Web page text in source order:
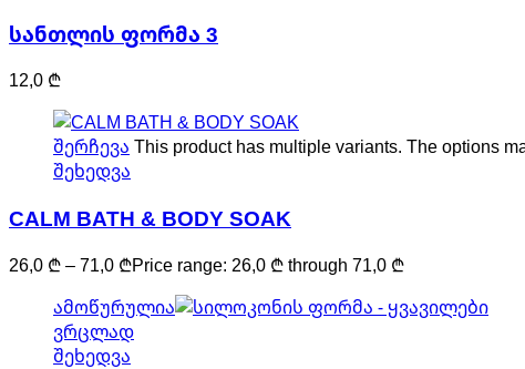
სანთლის ფორმა 3
12,0 ₾
შერჩევა This product has multiple variants. The options
შეხედვა
CALM BATH & BODY SOAK
26,0 ₾–71,0 ₾Price range: 26,0 ₾ through 71,0 ₾
ამოწურულია
ვრცლად
შეხედვა